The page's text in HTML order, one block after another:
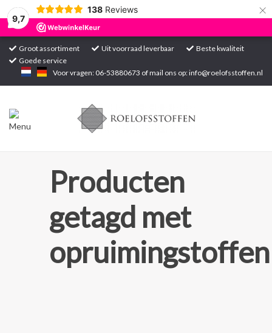
9,7
138 Reviews ×
Groot assortiment Uit voorraad leverbaar
Beste kwaliteit
Goede service
Voor vragen: 06-53880673 of mail ons op:info@roelofsstoffen.nl
Home
Producten
getagd met
opruimingstoffen